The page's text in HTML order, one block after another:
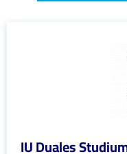
IU Duales